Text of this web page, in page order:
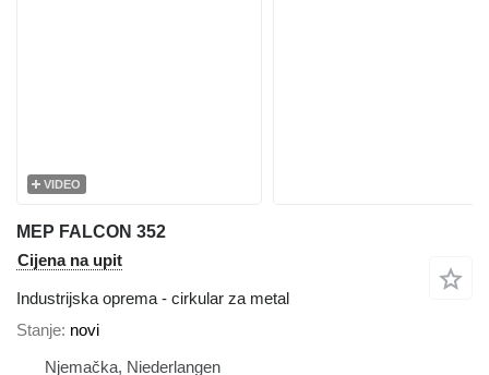
VIDEO
MEP FALCON 352
Cijena na upit
Industrijska oprema - cirkular za metal
Stanje novi
Njemačka, Niederlangen